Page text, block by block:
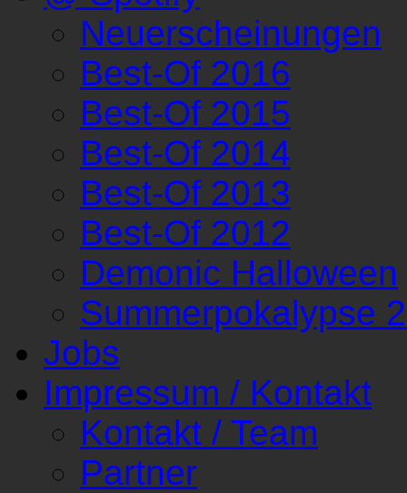
Neuerscheinungen
Best-Of 2016
Best-Of 2015
Best-Of 2014
Best-Of 2013
Best-Of 2012
Demonic Halloween
Summerpokalypse
Jobs
Impressum / Kontakt
Kontakt / Team
Partner